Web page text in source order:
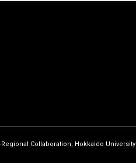
Collaboration, Hokkaido University